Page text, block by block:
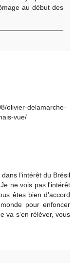
au début des
olivier-delamarche-
vue/
l'intérêt du Brésil
ne vois pas l'intérêt
êtes bien d'accord
pour enfoncer
va s'en rélèver, vous